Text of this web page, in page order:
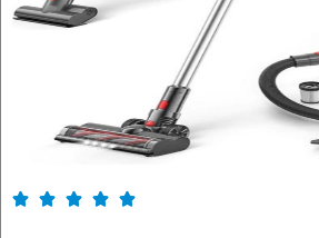
    